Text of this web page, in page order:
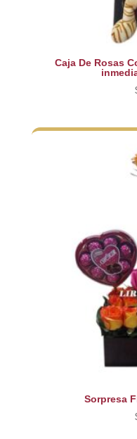
Caja De Rosas
Sorpresa